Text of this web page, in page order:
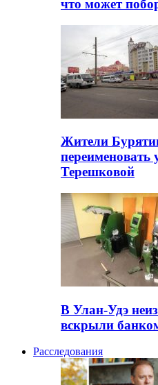
что может
Жители
Терешковой
В Улан-Удэ
вскрыли
Расследования